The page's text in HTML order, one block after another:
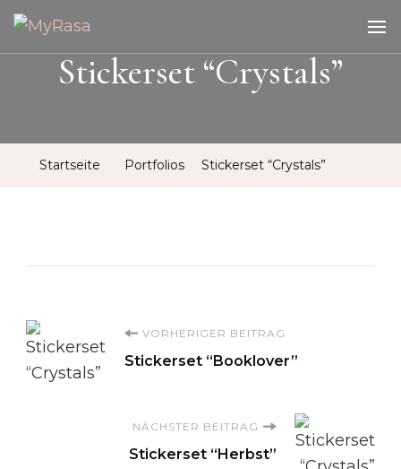
MyRasa
Illustration & Design
Stickerset “Crystals”
Startseite Portfolios Stickerset “Crystals”
Beitragsnavigation
VORHERIGER BEITRAG
Stickerset “Booklover”
NÄCHSTER BEITRAG
Stickerset “Herbst”